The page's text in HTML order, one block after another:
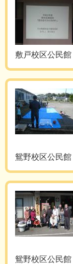
敷戸校区公民館
鴛野校区公民館
鴛野校区公民館